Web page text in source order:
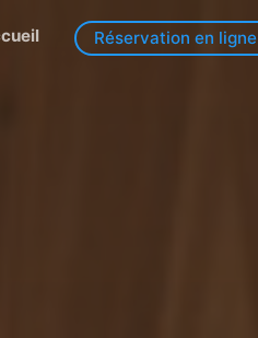
Réservation en ligne